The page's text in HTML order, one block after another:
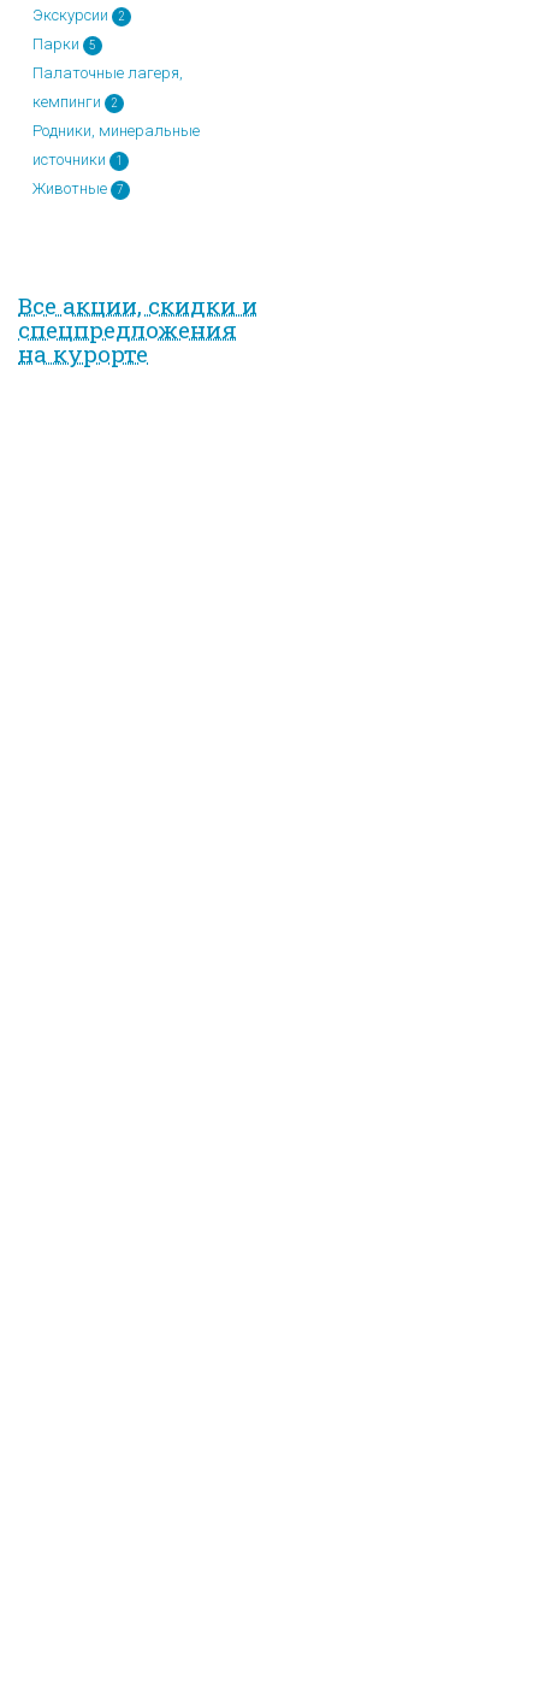
Экскурсии 2
Парки 5
Палаточные лагеря,
кемпинги
2
Родники, минеральные
источники
1
Животные 7
Все акции, скидки и
спец­предложе­ния
на курорте